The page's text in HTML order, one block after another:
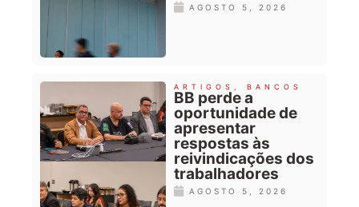
AGOSTO 5, 2026
ARTIGOS BANCOS
BB perde a
oportunidade de
apresentar
respostas às
reivindicações dos
trabalhadores
AGOSTO 5, 2026